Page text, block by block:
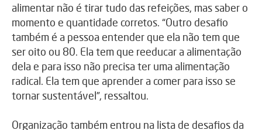
alimentar não é tirar tudo das refeições, mas saber o
momento e quantidade corretos. “Outro desafio
também é a pessoa entender que ela não tem que
ser oito ou 80. Ela tem que reeducar a alimentação
dela e para isso não precisa ter uma alimentação
radical. Ela tem que aprender a comer para isso se
tornar sustentável”, ressaltou.
Organização também entrou na lista de desafios da